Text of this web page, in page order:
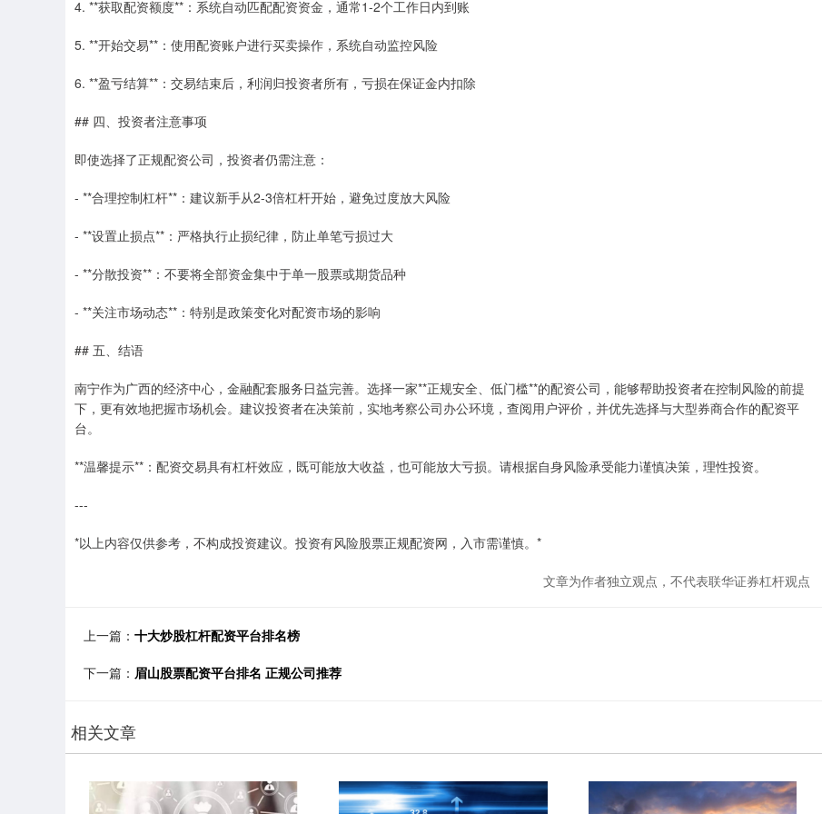
4. **获取配资额度**：系统自动匹配配资资金，通常1-2个工作日内到账
5. **开始交易**：使用配资账户进行买卖操作，系统自动监控风险
6. **盈亏结算**：交易结束后，利润归投资者所有，亏损在保证金内扣除
## 四、投资者注意事项
即使选择了正规配资公司，投资者仍需注意：
- **合理控制杠杆**：建议新手从2-3倍杠杆开始，避免过度放大风险
- **设置止损点**：严格执行止损纪律，防止单笔亏损过大
- **分散投资**：不要将全部资金集中于单一股票或期货品种
- **关注市场动态**：特别是政策变化对配资市场的影响
## 五、结语
南宁作为广西的经济中心，金融配套服务日益完善。选择一家**正规安全、低门槛**的配资公司，能够帮助投资者在控制风险的前提
下，更有效地把握市场机会。建议投资者在决策前，实地考察公司办公环境，查阅用户评价，并优先选择与大型券商合作的配资平
台。
**温馨提示**：配资交易具有杠杆效应，既可能放大收益，也可能放大亏损。请根据自身风险承受能力谨慎决策，理性投资。
---
*以上内容仅供参考，不构成投资建议。投资有风险股票正规配资网，入市需谨慎。*
文章为作者独立观点，不代表联华证券杠杆观点
上一篇： 十大炒股杠杆配资平台排名榜
下一篇： 眉山股票配资平台排名 正规公司推荐
相关文章